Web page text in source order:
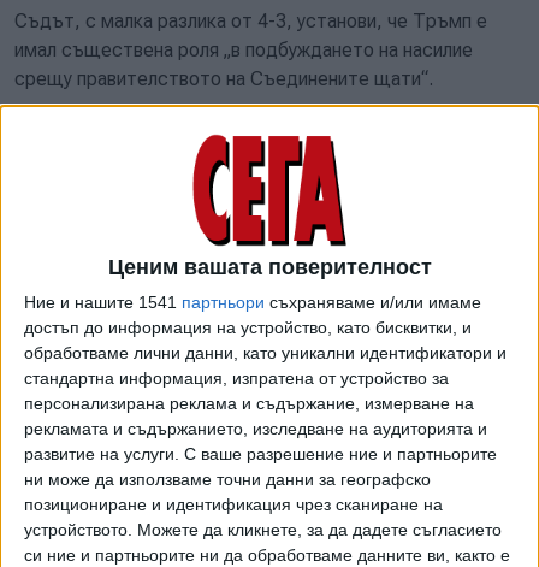
Ценим вашата поверителност
Ние и нашите 1541 партньори съхраняваме и/или имаме
достъп до информация на устройство, като бисквитки, и
обработваме лични данни, като уникални идентификатори и
стандартна информация, изпратена от устройство за
персонализирана реклама и съдържание, измерване на
рекламата и съдържанието, изследване на аудиторията и
развитие на услуги. С ваше разрешение ние и партньорите
ни може да използваме точни данни за географско
позициониране и идентификация чрез сканиране на
устройството. Можете да кликнете, за да дадете съгласието
си ние и партньорите ни да обработваме данните ви, както е
Съдът, с малка разлика от 4-3, установи, че Тръмп е
имал съществена роля „в подбуждането на насилие
срещу правителството на Съединените щати“.
Решението на съда се отнася само за първичните
избори на републиканците в Колорадо на 5 март, но
то вероятно ще повлияе и на позицията на Тръмп на
общите избори на 5 ноември. Самият щат не е от